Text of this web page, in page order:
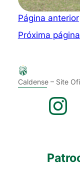
Página anterior
Próxima página
Caldense – Site
Instagram